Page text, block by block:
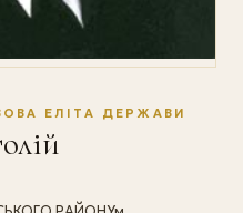
ЕЛІТА ДЕРЖАВИ